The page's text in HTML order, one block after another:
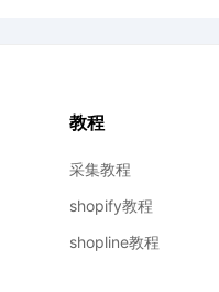
教程
采集教程
shopify教程
shopline教程